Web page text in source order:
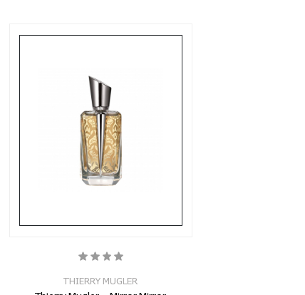
THIERRY MUGLER